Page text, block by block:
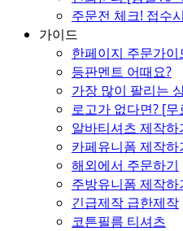
주문전 체크! 접수
가이드
한페이지 주문가이
등판멘트 어때요?
가장 많이 팔리는
로고가 없다면? [
알바티셔츠 제작하
카페유니폼 제작하
해외에서 주문하기
주방유니폼 제작하
긴급제작 급한제작
코튼필름 티셔츠